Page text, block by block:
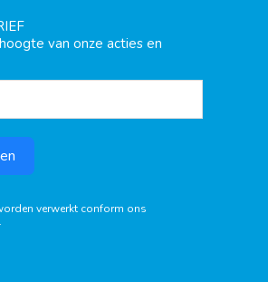
van onze acties en
verwerkt conform ons
.